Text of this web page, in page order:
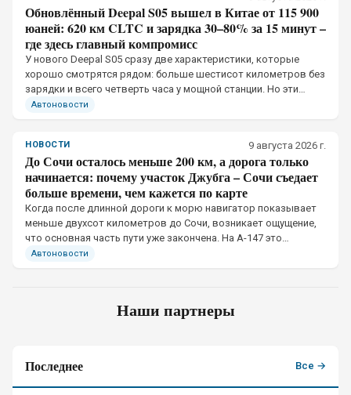
Обновлённый Deepal S05 вышел в Китае от 115 900
юаней: 620 км CLTC и зарядка 30–80% за 15 минут –
где здесь главный компромисс
У нового Deepal S05 сразу две характеристики, которые
хорошо смотрятся рядом: больше шестисот километров без
зарядки и всего четверть часа у мощной станции. Но эти
показатели относятся к разным условиям эксплуатации
Автоновости
НОВОСТИ 9 августа 2026 г.
До Сочи осталось меньше 200 км, а дорога только
начинается: почему участок Джубга – Сочи съедает
больше времени, чем кажется по карте
Когда после длинной дороги к морю навигатор показывает
меньше двухсот километров до Сочи, возникает ощущение,
что основная часть пути уже закончена. На А-147 это
впечатление обманчиво.
Автоновости
Наши партнеры
Последнее Все →